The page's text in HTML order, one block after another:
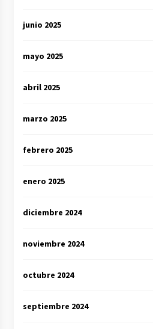
junio 2025
mayo 2025
abril 2025
marzo 2025
febrero 2025
enero 2025
diciembre 2024
noviembre 2024
octubre 2024
septiembre 2024